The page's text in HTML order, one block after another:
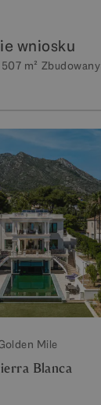
wniosku
m² Zbudowany
Mile
Blanca